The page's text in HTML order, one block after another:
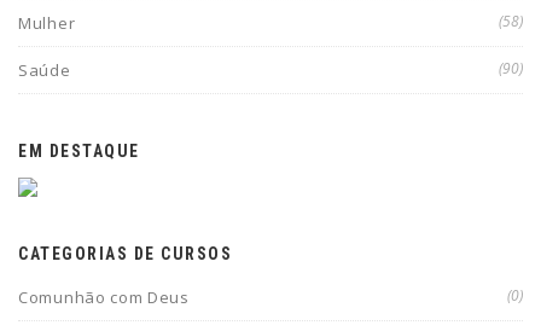
Mulher (58)
Saúde (90)
EM DESTAQUE
CATEGORIAS DE CURSOS
Comunhão com Deus (0)